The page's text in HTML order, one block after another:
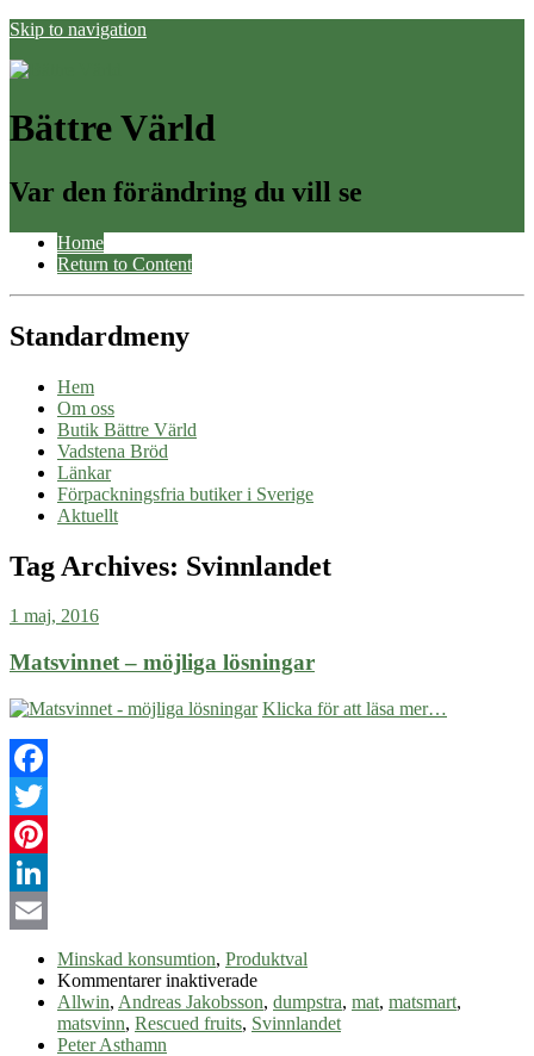
Skip to navigation
Bättre Värld
Var den förändring du vill se
Home
Return to Content
Standardmeny
Hem
Om oss
Butik Bättre Värld
Vadstena Bröd
Länkar
Förpackningsfria butiker i Sverige
Aktuellt
Tag Archives: Svinnlandet
1 maj, 2016
Matsvinnet – möjliga lösningar
Klicka för att läsa mer…
Facebook
Twitter
Pinterest
LinkedIn
Minskad konsumtion, Produktval
Kommentarer inaktiveradeför
Matsvinnet
–
Allwin, Andreas Jakobsson, dumpstra, mat, matsmart,
matsvinn, Rescued fruits, Svinnlandet
Peter Asthamn